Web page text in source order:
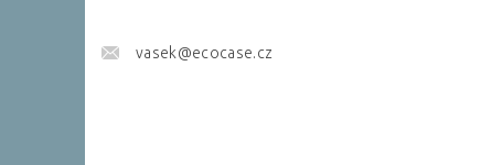
vasek@ecocase.cz